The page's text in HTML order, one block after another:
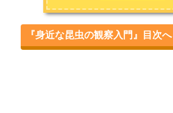
『身近な昆虫の観察入門』目次へ